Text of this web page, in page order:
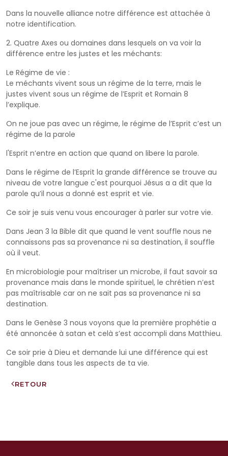
Dans la nouvelle alliance notre différence est attachée à
notre identification.
2. Quatre Axes ou domaines dans lesquels on va voir la
différence entre les justes et les méchants:
Le Régime de vie :
Le méchants vivent sous un régime de la terre, mais le
justes vivent sous un régime de l’Esprit et Romain 8
l’explique.
On ne joue pas avec un régime, le régime de l’Esprit c’est un
régime de la parole
l'Esprit n’entre en action que quand on libere la parole.
Dans le régime de l’Esprit la grande différence se trouve au
niveau de votre langue c'est pourquoi Jésus a a dit que la
parole qu’il nous a donné est esprit et vie.
Ce soir je suis venu vous encourager à parler sur votre vie.
Dans Jean 3 la Bible dit que quand le vent souffle nous ne
connaissons pas sa provenance ni sa destination, il souffle
où il veut.
En microbiologie pour maîtriser un microbe, il faut savoir sa
provenance mais dans le monde spirituel, le chrétien n’est
pas maîtrisable car on ne sait pas sa provenance ni sa
destination.
Dans le Genèse 3 nous voyons que la première prophétie a
été annoncée à satan et celà s’est accompli dans Matthieu.
Ce soir prie à Dieu et demande lui une différence qui est
tangible dans tous les aspects de ta vie.
RETOUR